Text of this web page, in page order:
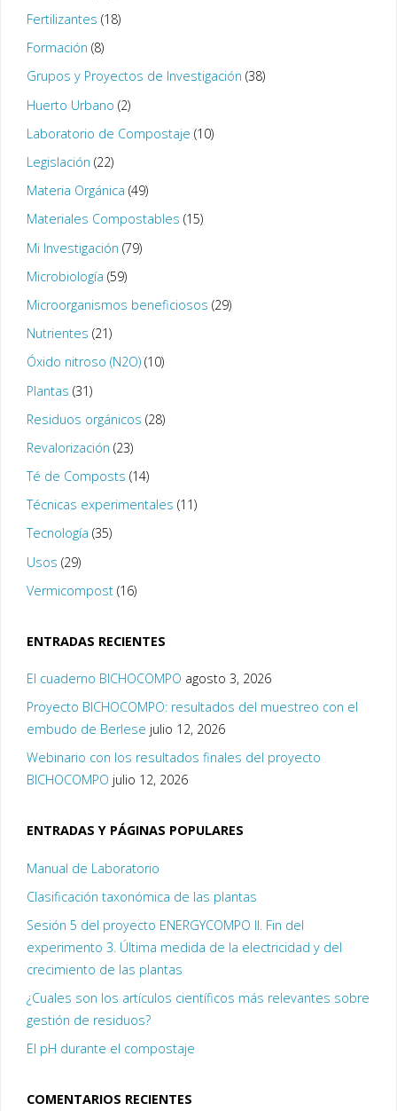
Fertilizantes (18)
Formación (8)
Grupos y Proyectos de Investigación (38)
Huerto Urbano (2)
Laboratorio de Compostaje (10)
Legislación (22)
Materia Orgánica (49)
Materiales Compostables (15)
Mi Investigación (79)
Microbiología (59)
Microorganismos beneficiosos (29)
Nutrientes (21)
Óxido nitroso (N2O)(10)
Plantas (31)
Residuos orgánicos (28)
Revalorización (23)
Té de Composts (14)
Técnicas experimentales (11)
Tecnología (35)
Usos (29)
Vermicompost(16)
ENTRADAS RECIENTES
El cuaderno BICHOCOMPO agosto 3, 2026
Proyecto BICHOCOMPO: resultados del muestreo con el
embudo de Berlese julio 12, 2026
Webinario con los resultados finales del proyecto
BICHOCOMPO julio 12, 2026
ENTRADAS Y PÁGINAS POPULARES
Manual de Laboratorio
Clasificación taxonómica de las plantas
Sesión 5 del proyecto ENERGYCOMPO II. Fin del
experimento 3. Última medida de la electricidad y del
crecimiento de las plantas
¿Cuales son los artículos científicos más relevantes sobre
gestión de residuos?
El pH durante el compostaje
COMENTARIOS RECIENTES